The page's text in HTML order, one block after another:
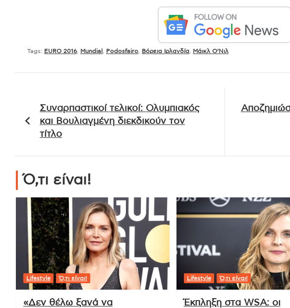
Tags: EURO 2016, Mundial Podosfairo Βόρεια Ιρλανδία Μάικλ Ο’Νιλ
άρθρων
Συναρπαστικοί τελικοί: Ολυμπιακός
και Βουλιαγμένη διεκδικούν τον
τίτλο
Ό,τι είναι!
Lifestyle Ό,τι είναι!
«Δεν θέλω ξανά να
Lifestyle Ό,τι είναι!
Έκπληξη στα WSA: οι